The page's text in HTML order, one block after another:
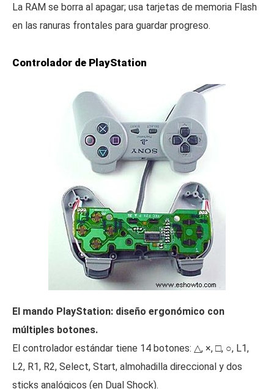
La RAM se borra al apagar; usa tarjetas de memoria Flash
en las ranuras frontales para guardar progreso.
Controlador de PlayStation
El mando PlayStation: diseño ergonómico con
múltiples botones.
El controlador estándar tiene 14 botones: △, ×, □, ○, L1,
L2, R1, R2, Select, Start, almohadilla direccional y dos
sticks analógicos (en Dual Shock).